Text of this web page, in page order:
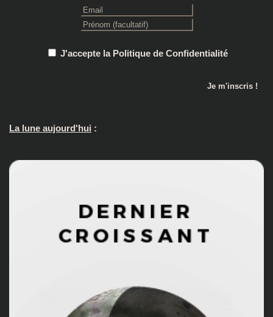
J'accepte la Politique de Confidentialité
La lune aujourd'hui :